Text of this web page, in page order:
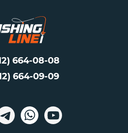
664-08-08
664-09-09